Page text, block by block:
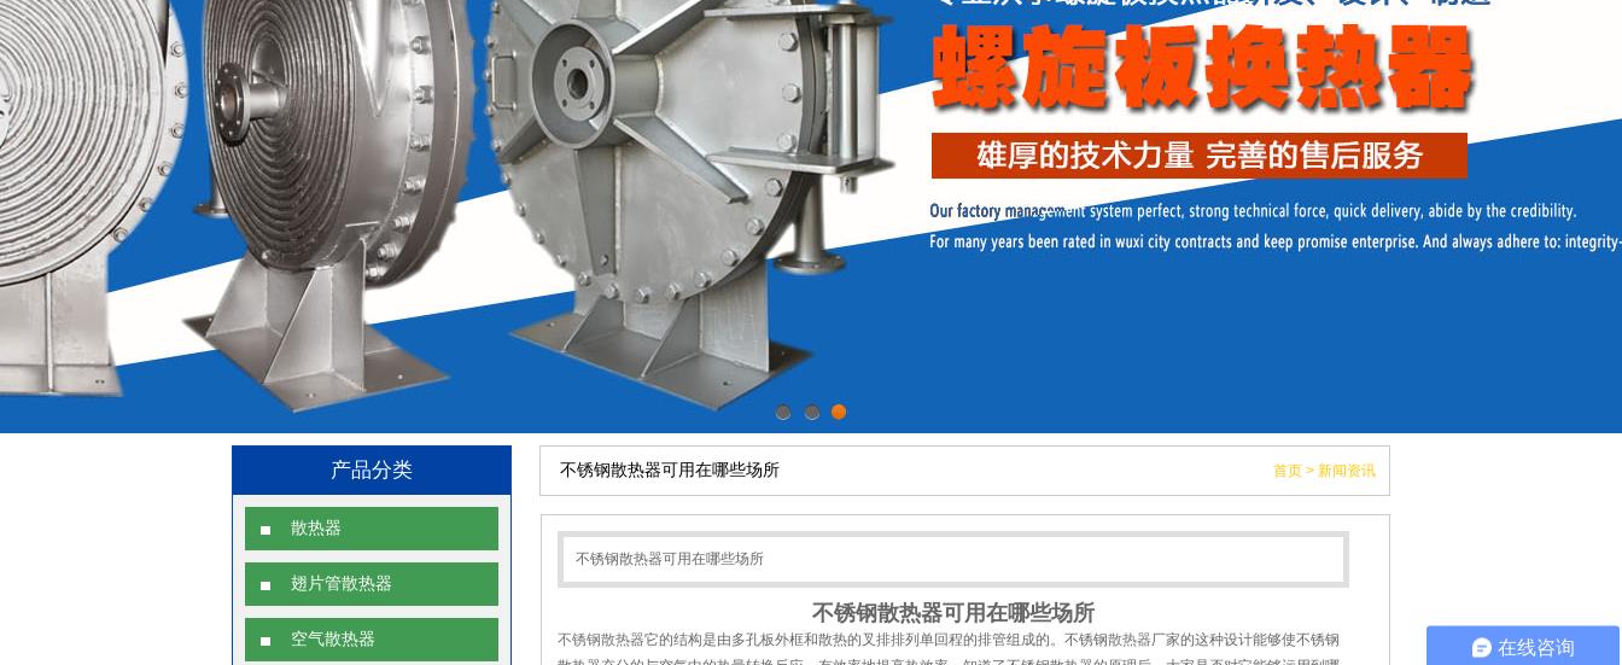
产品分类
散热器
翅片管散热器
空气散热器
不锈钢散热器可用在哪些场所 首页 > 新闻资讯
不锈钢散热器可用在哪些场所
不锈钢散热器可用在哪些场所
不锈钢散热器它的结构是由多孔板外框和散热的叉排排列单回程的排管组成的。不锈钢散热器厂家的这种设计能够使不锈钢
在线咨询